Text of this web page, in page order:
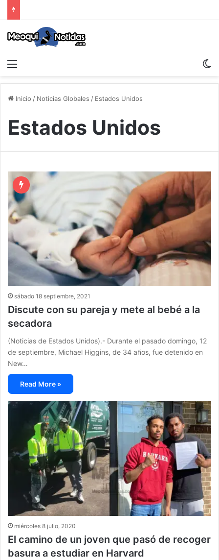
Inicio / Noticias Globales / Estados Unidos
Estados Unidos
sábado 18 septiembre, 2021
Discute con su pareja y mete al bebé a la
secadora
(Noticias de Estados Unidos).- Durante el pasado domingo, 12
de septiembre, Michael Higgins, de 34 años, fue detenido en
New…
Read More »
miércoles 8 julio, 2020
El camino de un joven que pasó de recoger
basura a estudiar en Harvard